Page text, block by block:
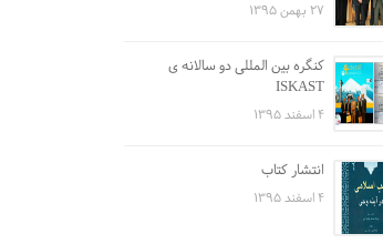
۲۷ بهمن ۱۳۹۵
کنگره بین المللی دو سالانه ی
ISKAST
۴ اسفند ۱۳۹۵
انتشار کتاب
۴ اسفند ۱۳۹۵